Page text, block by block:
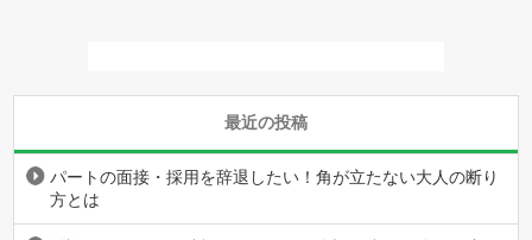
最近の投稿
パートの面接・採用を辞退したい！角が立たない大人の断り
方とは